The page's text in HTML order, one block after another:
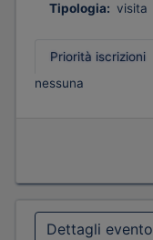
Tipologia: visita
Priorità iscrizioni
nessuna
Dettagli evento